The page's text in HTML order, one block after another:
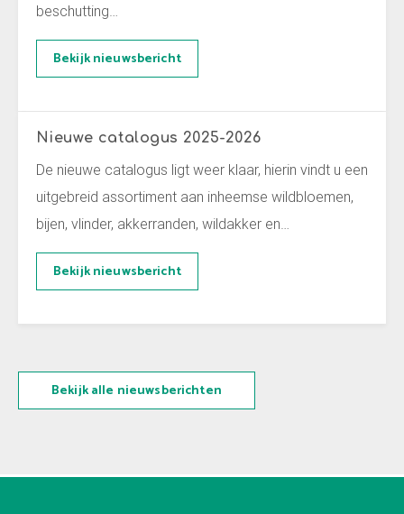
beschutting…
Bekijk nieuwsbericht
Nieuwe catalogus 2025-2026
De nieuwe catalogus ligt weer klaar, hierin vindt u een
uitgebreid assortiment aan inheemse wildbloemen,
bijen, vlinder, akkerranden, wildakker en…
Bekijk nieuwsbericht
Bekijk alle nieuwsberichten